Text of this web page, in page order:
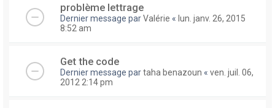
problème lettrage
Dernier message parValérie « lun. janv. 26, 2015
8:52 am
Get the code
Dernier message partaha benazoun « ven. juil. 06,
2012 2:14 pm